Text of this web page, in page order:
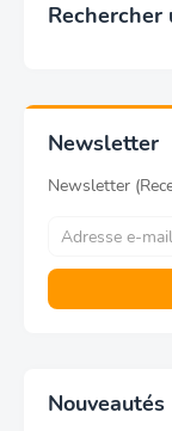
Rechercher
Newsletter
Newsletter
Nouveautés